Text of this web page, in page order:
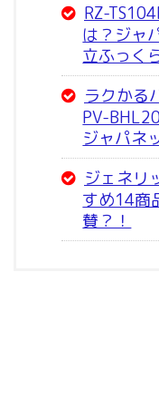
RZ-
は？ジャ
立ふっく
ラクかる
PV-
ジャパネ
ジェネリ
すめ14商
賛？！